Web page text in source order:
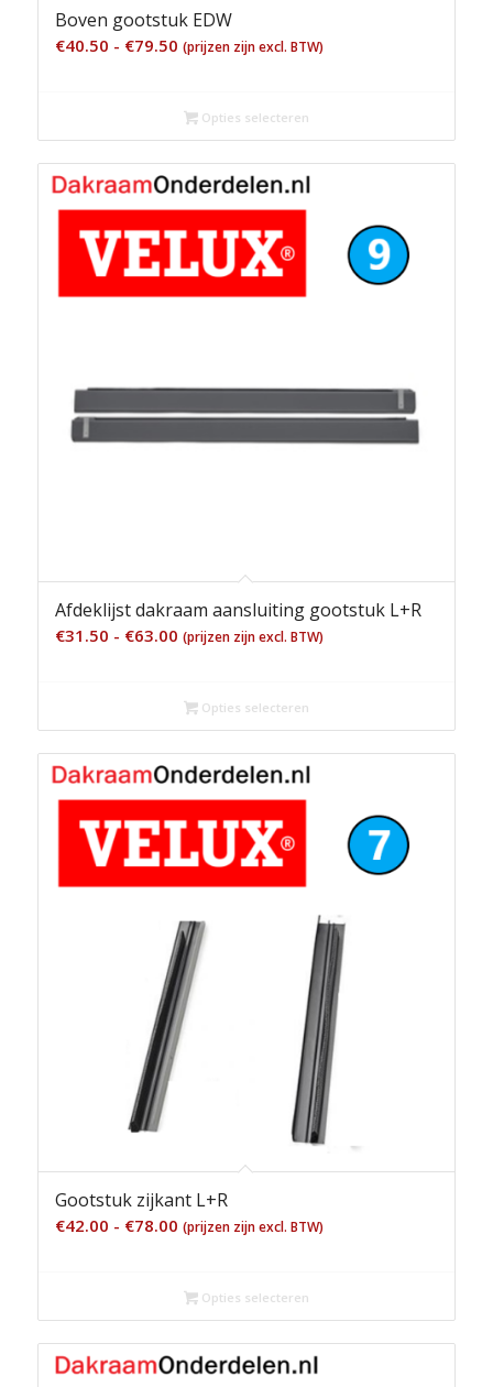
Boven gootstuk EDW
€40.50 - €79.50Prijsklasse:
€79.50
(prijzen zijn excl. BTW)
Opties selecteren
Afdeklijst dakraam aansluiting gootstuk L+R
€31.50 - €63.00Prijsklasse:
€63.00
(prijzen zijn excl. BTW)
Opties selecteren
Gootstuk zijkant L+R
€42.00 - €78.00Prijsklasse:
€78.00
(prijzen zijn excl. BTW)
Opties selecteren